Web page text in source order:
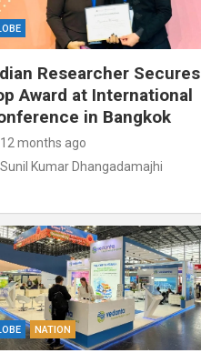
Researcher Secures
Award at International
in Bangkok
12 months ago
Sunil Kumar Dhangadamajhi
NATION